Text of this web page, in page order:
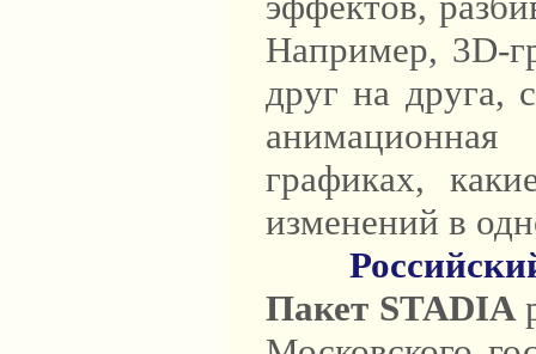
Например, 3D-
друг на друга,
графиках,
изменений в
Пакет STADIA